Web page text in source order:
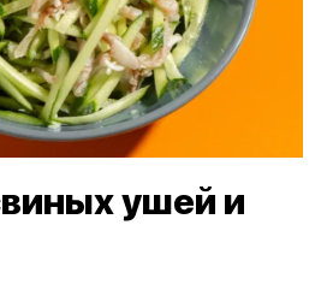
ушей и